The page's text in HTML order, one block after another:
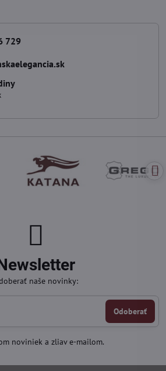
729
naše novinky:
Odoberať
noviniek a zliav e-mailom.